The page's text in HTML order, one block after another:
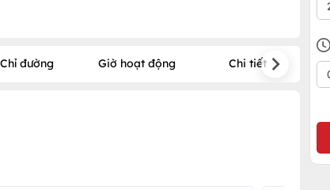
Chỉ đường Giờ hoạt động Chi tiết